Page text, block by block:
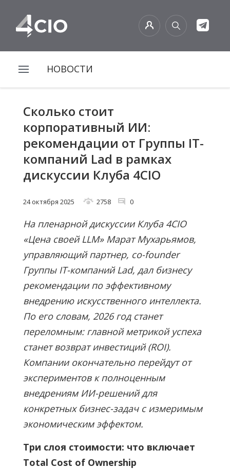
НОВОСТИ
Сколько стоит
корпоративный ИИ:
рекомендации от Группы IT-
компаний Lad в рамках
дискуссии Клуба 4CIO
24 октября 2025 2758 0
На пленарной дискуссии Клуба 4CIO
«Цена своей LLM» Марат Мухарьямов,
управляющий партнер, co-founder
Группы IT-компаний Lad, дал бизнесу
рекомендации по эффективному
внедрению искусственного интеллекта.
По его словам, 2026 год станет
переломным: главной метрикой успеха
станет возврат инвестиций (ROI).
Компании окончательно перейдут от
экспериментов к полноценным
внедрениям ИИ-решений для
конкретных бизнес-задач с измеримым
экономическим эффектом.
Три слоя стоимости: что включает
Total Cost of Ownership